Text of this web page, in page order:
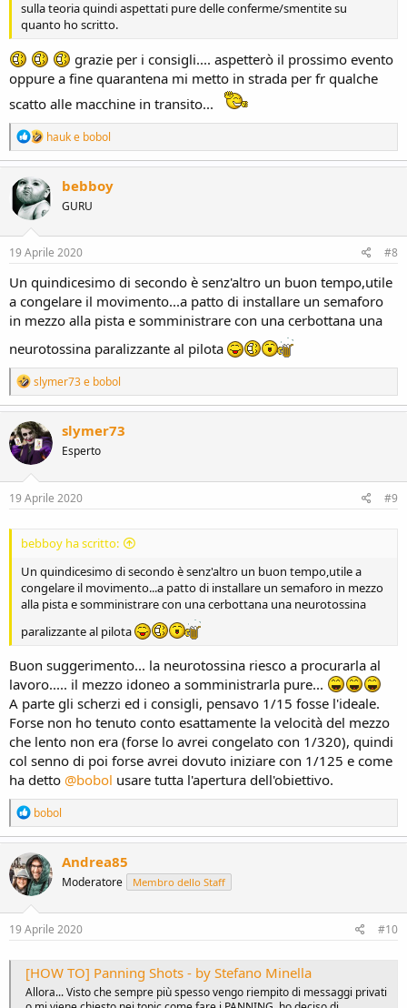
sulla teoria quindi aspettati pure delle conferme/smentite su
quanto ho scritto.
grazie per i consigli.... aspetterò il prossimo evento
oppure a fine quarantena mi metto in strada per fr qualche
scatto alle macchine in transito...
R
e
a
t
i
n
s
hauke bobol
bebboy
GURU
19 Aprile 2020 #8
Un quindicesimo di secondo è senz'altro un buon tempo,utile
a congelare il movimento...a patto di installare un semaforo
in mezzo alla pista e somministrare con una cerbottana una
neurotossina paralizzante al pilota
R
e
a
c
t
i
o
n
s
slymer73e bobol
slymer73
Esperto
19 Aprile 2020 #9
bebboy ha scritto:
Un quindicesimo di secondo è senz'altro un buon tempo,utile a
congelare il movimento...a patto di installare un semaforo in mezzo
alla pista e somministrare con una cerbottana una neurotossina
paralizzante al pilota
Buon suggerimento... la neurotossina riesco a procurarla al
lavoro..... il mezzo idoneo a somministrarla pure...
A parte gli scherzi ed i consigli, pensavo 1/15 fosse l'ideale.
Forse non ho tenuto conto esattamente la velocità del mezzo
che lento non era (forse lo avrei congelato con 1/320), quindi
col senno di poi forse avrei dovuto iniziare con 1/125 e come
ha detto @bobol usare tutta l'apertura dell'obiettivo.
R
e
a
c
t
i
o
n
s
bobol
Andrea85
Moderatore Membro dello Staff
19 Aprile 2020 #10
[HOW TO] Panning Shots - by Stefano Minella
Allora... Visto che sempre più spesso vengo riempito di messaggi privati